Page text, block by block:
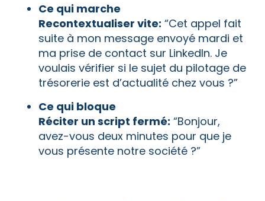
Ce qui marche
Recontextualiser vite: “Cet appel fait
suite à mon message envoyé mardi et
ma prise de contact sur LinkedIn. Je
voulais vérifier si le sujet du pilotage de
trésorerie est d’actualité chez vous ?”
Ce qui bloque
Réciter un script fermé: “Bonjour,
avez-vous deux minutes pour que je
vous présente notre société ?”